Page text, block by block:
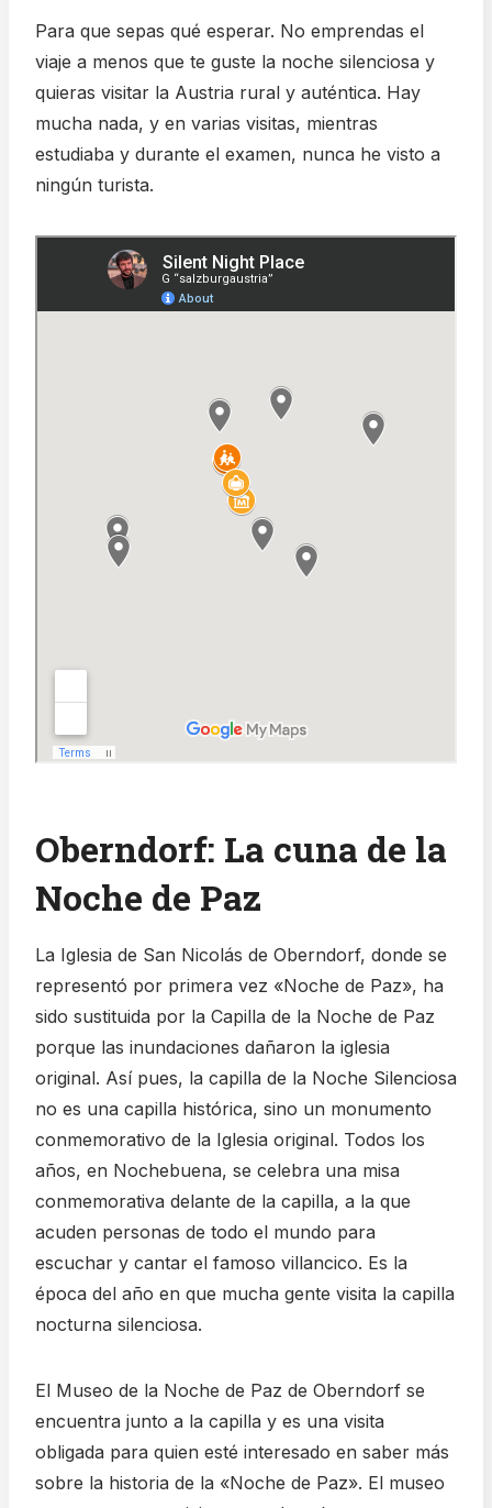
Para que sepas qué esperar. No emprendas el
viaje a menos que te guste la noche silenciosa y
quieras visitar la Austria rural y auténtica. Hay
mucha nada, y en varias visitas, mientras
estudiaba y durante el examen, nunca he visto a
ningún turista.
Oberndorf: La cuna de la
Noche de Paz
La Iglesia de San Nicolás de Oberndorf, donde se
representó por primera vez «Noche de Paz», ha
sido sustituida por la Capilla de la Noche de Paz
porque las inundaciones dañaron la iglesia
original. Así pues, la capilla de la Noche Silenciosa
no es una capilla histórica, sino un monumento
conmemorativo de la Iglesia original. Todos los
años, en Nochebuena, se celebra una misa
conmemorativa delante de la capilla, a la que
acuden personas de todo el mundo para
escuchar y cantar el famoso villancico. Es la
época del año en que mucha gente visita la capilla
nocturna silenciosa.
El Museo de la Noche de Paz de Oberndorf se
encuentra junto a la capilla y es una visita
obligada para quien esté interesado en saber más
sobre la historia de la «Noche de Paz». El museo